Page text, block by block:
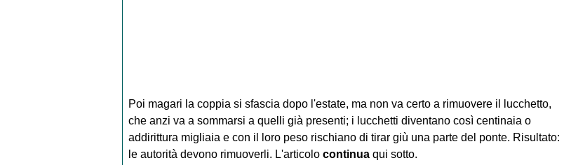
Poi magari la coppia si sfascia dopo l'estate, ma non va certo a rimuovere il lucchetto,
che anzi va a sommarsi a quelli già presenti; i lucchetti diventano così centinaia o
addirittura migliaia e con il loro peso rischiano di tirar giù una parte del ponte. Risultato:
le autorità devono rimuoverli. L'articolo continuaqui sotto.